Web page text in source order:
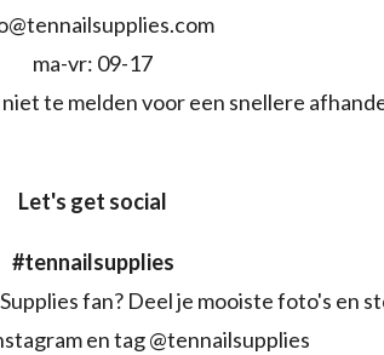
ma-vr: 09-17
te melden voor een snellere
Let's get social
#tennailsupplies
fan? Deel je mooiste foto's en
en tag @tennailsupplies